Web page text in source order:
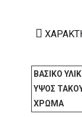
ΒΑΣΙΚΌ
ΎΨΟΣ
ΧΡΏΜΑ